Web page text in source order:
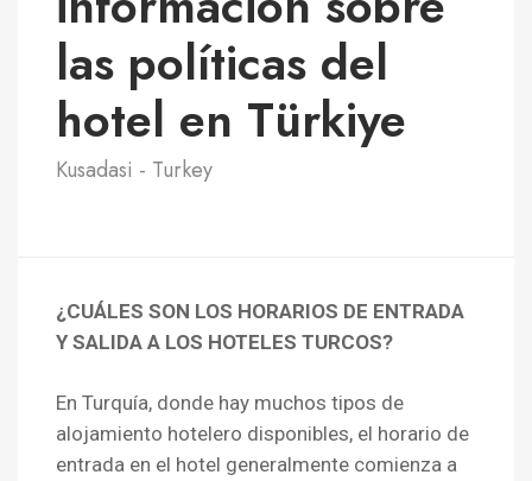
las políticas del
hotel en Türkiye
Kusadasi - Turkey
¿CUÁLES SON LOS HORARIOS DE ENTRADA
Y SALIDA A LOS HOTELES TURCOS?
En Turquía, donde hay muchos tipos de
alojamiento hotelero disponibles, el horario de
entrada en el hotel generalmente comienza a